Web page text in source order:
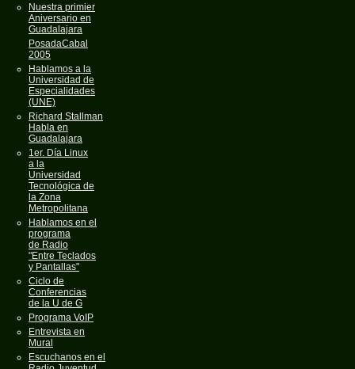
Nuestra primier
Aniversario en
Guadalajara
PosadaCabal
2005
Hablamos a la
Universidad de
Especialidades
(UNE)
Richard Stallman
Habla en
Guadalajara
1er. Día Linux
a la
Universidad
Tecnológica de
la Zona
Metropolitana
Hablamos en el
programa
de Radio
"Entre Teclados
y Pantallas"
Ciclo de
Conferencias
de la U de G
Programa VoIP
Entrevista en
Mural
Escuchanos en el